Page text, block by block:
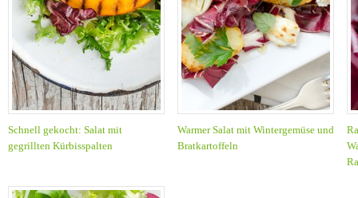
Schnell gekocht: Salat mit
gegrillten Kürbisspalten
Warmer Salat mit Wintergemüse und
Bratkartoffeln